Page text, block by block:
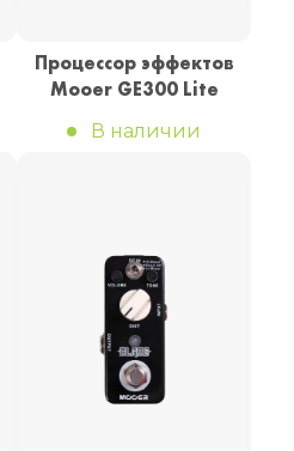
Процессор эффектов
Mooer GE300 Lite
В наличии